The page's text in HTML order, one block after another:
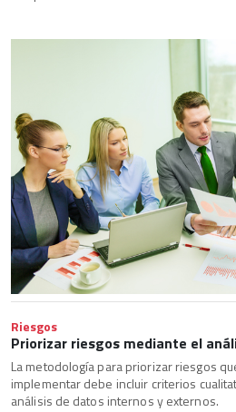
Riesgos
Priorizar riesgos mediante el
La metodología para priorizar riesgos
implementar debe incluir criterios
análisis de datos internos y externos.